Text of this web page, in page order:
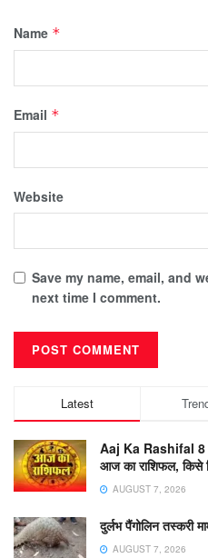
Name *
Email *
Website
Save my name, email, and
next time I comment.
Latest
Aaj Ka Rashifal 8
आज का राशिफल, किसे
AUGUST 7, 2026
दुर्लभ पैंगोलिन तस्करी
AUGUST 7, 2026